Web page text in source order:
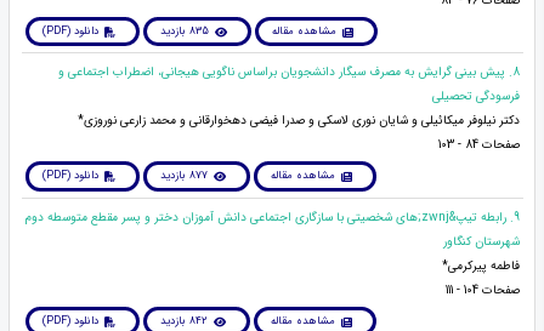
مشاهده مقاله 835 بازدید دانلود (PDF)
8. پیش بینی گرایش به مصرف سیگار دانشجویان براساس ناگویی هیجانی، اضطراب اجتماعی و
فرسودگی تحصیلی
دکتر نیلوفر میکائیلی و شایان نوری لاسکی و صدرا فیضی دهخوارقانی و محمد زارعی نوروزی*
صفحات 84 - 103
مشاهده مقاله 877 بازدید دانلود (PDF)
9. رابطه تیپ&zwnj;های شخصیتی با سازگاری اجتماعی دانش آموزان دختر و پسر مقطع متوسطه دوم
شهرستان کنگاور
فاطمه پیرکرمی*
صفحات 104 - 111
مشاهده مقاله 842 بازدید دانلود (PDF)